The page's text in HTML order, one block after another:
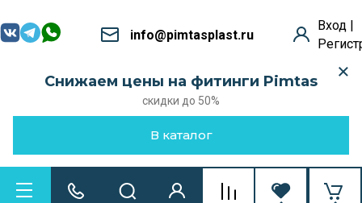
info@pimtasplast.ru
Вход |
Снижаем цены на фитинги Pimtas
скидки до 50%
В каталог